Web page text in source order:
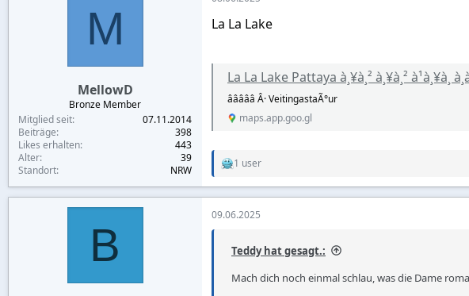
m
M
MellowD
Bronze Member
Mitglied seit
07.11.2014
Beiträge
398
Likes erhalten
443
Alter
39
Standort
NRW
La La Lake
La La Lake Pattaya à¸¥à¸² à¸¥à¸² à¹à¸¥à¸ à¸à¸±à¸à¸¢à¸² Â· 365 Tesabal Road 1
âââââ Â· VeitingastaÃ°ur
maps.app.goo.gl
R
t
1 user
B
09.06.2025
Teddy hat gesagt.:
Mach dich noch einmal schlau, was die Dame